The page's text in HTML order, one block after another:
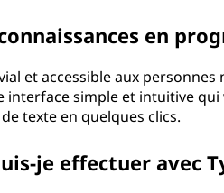
en
et accessible aux personnes
simple et intuitive
texte en quelques clics.
je effectuer avec